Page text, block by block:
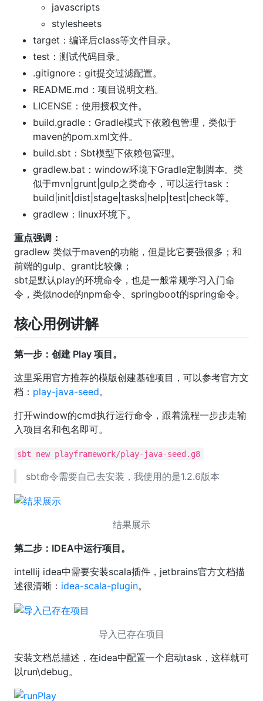
javascripts
stylesheets
target：编译后class等文件目录。
test：测试代码目录。
.gitignore：git提交过滤配置。
README.md：项目说明文档。
LICENSE：使用授权文件。
build.gradle：Gradle模式下依赖包管理，类似于
maven的pom.xml文件。
build.sbt：Sbt模型下依赖包管理。
gradlew.bat：window环境下Gradle定制脚本。类
似于mvn|grunt|gulp之类命令，可以运行task：
build|init|dist|stage|tasks|help|test|check等。
gradlew：linux环境下。
重点强调：
gradlew 类似于maven的功能，但是比它要强很多；和
前端的gulp、grant比较像；
sbt是默认play的环境命令，也是一般常规学习入门命
令，类似node的npm命令、springboot的spring命令。
核心用例讲解
第一步：创建 Play 项目。
这里采用官方推荐的模版创建基础项目，可以参考官方文
档： play-java-seed。
打开window的cmd执行运行命令，跟着流程一步步走输
入项目名和包名即可。
sbt new playframework/play-java-seed.g8
sbt命令需要自己去安装，我使用的是1.2.6版本
结果展示
第二步：IDEA中运行项目。
intellij idea中需要安装scala插件，jetbrains官方文档描
述很清晰： idea-scala-plugin。
导入已存在项目
安装文档总描述，在idea中配置一个启动task，这样就可
以run\debug。